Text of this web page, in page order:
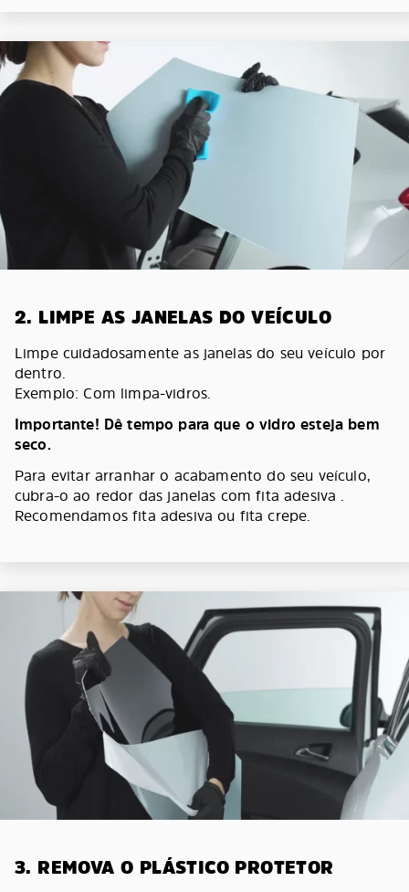
2. LIMPE AS JANELAS DO VEÍCULO
Limpe cuidadosamente as janelas do seu veículo por
dentro.
Exemplo: Com limpa-vidros.
Importante! Dê tempo para que o vidro esteja bem
seco.
Para evitar arranhar o acabamento do seu veículo,
cubra-o ao redor das janelas com fita adesiva .
Recomendamos fita adesiva ou fita crepe.
3. REMOVA O PLÁSTICO PROTETOR